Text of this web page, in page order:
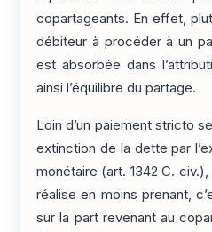
copartageants. En effet,
débiteur à procéder à un
est absorbée dans
ainsi l’équilibre du partage.
Loin d’un paiement stricto
extinction de la dette par
monétaire (art. 1342 C.
réalise en moins prenant,
sur la part revenant au